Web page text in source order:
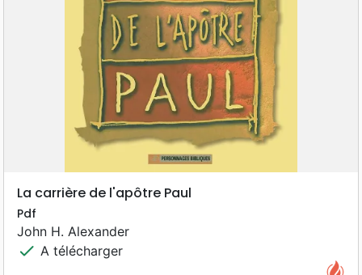
La carrière de l'apôtre Paul
Pdf
John H. Alexander
check A télécharger